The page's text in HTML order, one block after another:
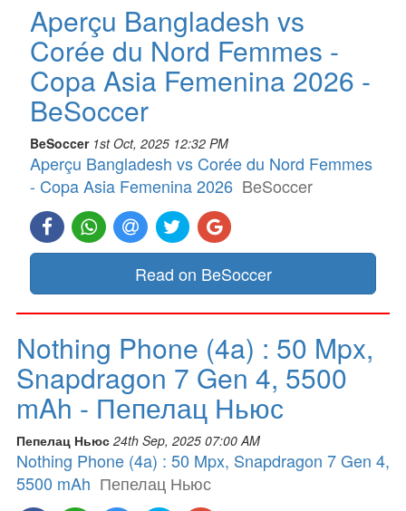
Aperçu Bangladesh vs
Corée du Nord Femmes -
Copa Asia Femenina 2026 -
BeSoccer
BeSoccer 1st Oct, 2025 12:32 PM
Aperçu Bangladesh vs Corée du Nord Femmes
- Copa Asia Femenina 2026 BeSoccer
Read on BeSoccer
Nothing Phone (4a) : 50 Mpx,
Snapdragon 7 Gen 4, 5500
mAh - Пепелац Ньюс
Пепелац Ньюс 24th Sep, 2025 07:00 AM
Nothing Phone (4a) : 50 Mpx, Snapdragon 7 Gen 4,
5500 mAh Пепелац Ньюс